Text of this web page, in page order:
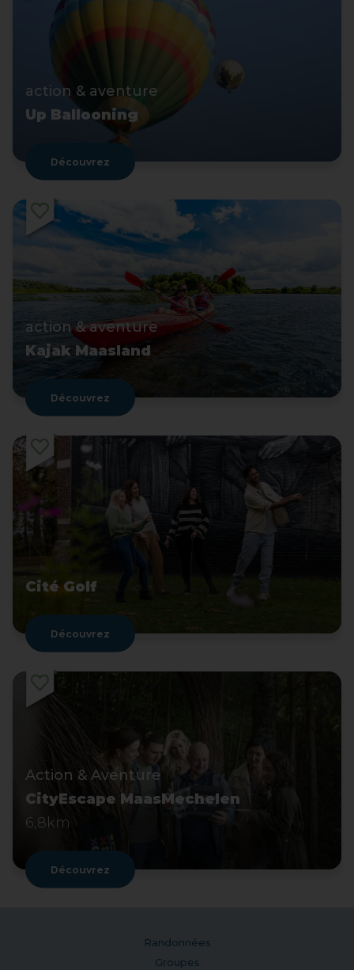
action & aventure
Up Ballooning
Découvrez
action & aventure
Kajak Maasland
Découvrez
Cité Golf
Découvrez
Action & Aventure
CityEscape MaasMechelen
6,8km
Découvrez
Randonnées
Groupes